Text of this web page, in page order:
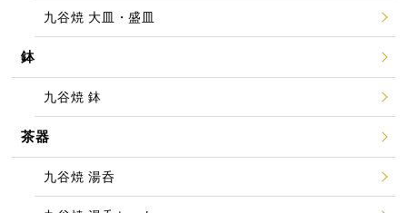
九谷焼 大皿・盛皿
鉢
九谷焼 鉢
茶器
九谷焼 湯呑